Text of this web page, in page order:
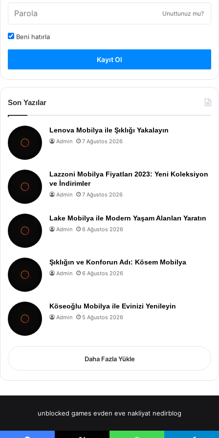
Unuttunuz mu?
Beni hatırla
Kayıt Ol
Son Yazılar
Lenova Mobilya ile Şıklığı Yakalayın
Admin 7 Ağustos 2026
Lazzoni Mobilya Fiyatları 2023: Yeni Koleksiyon
ve İndirimler
Admin 7 Ağustos 2026
Lake Mobilya ile Modern Yaşam Alanları Yaratın
Admin 6 Ağustos 2026
Şıklığın ve Konforun Adı: Kösem Mobilya
Admin 6 Ağustos 2026
Köseoğlu Mobilya ile Evinizi Yenileyin
Admin 5 Ağustos 2026
Daha Fazla Yükle
unblocked games evden eve nakliyat nedirblog